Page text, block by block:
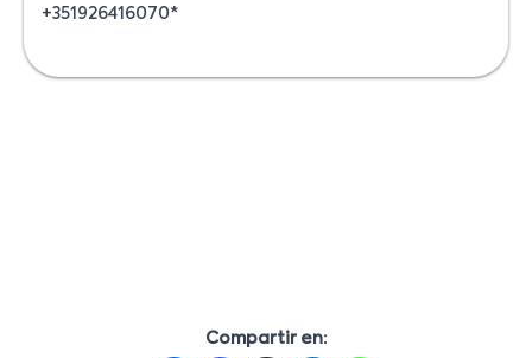
+351926416070*
Compartir en: